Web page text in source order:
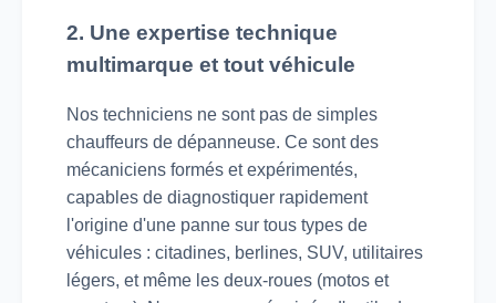
2. Une expertise technique
multimarque et tout véhicule
Nos techniciens ne sont pas de simples
chauffeurs de dépanneuse. Ce sont des
mécaniciens formés et expérimentés,
capables de diagnostiquer rapidement
l'origine d'une panne sur tous types de
véhicules : citadines, berlines, SUV, utilitaires
légers, et même les deux-roues (motos et